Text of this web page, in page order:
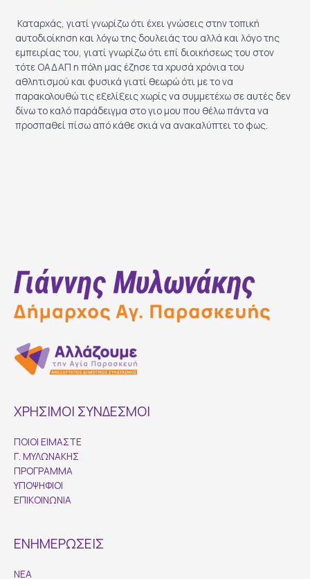
Καταρχάς, γιατί γνωρίζω ότι έχει γνώσεις στην τοπική
αυτοδιοίκηση και λόγω της δουλειάς του αλλά και λόγο της
εμπειρίας του, γιατί γνωρίζω ότι επί διοικήσεως του στον
τότε ΟΑΔΑΠ η πόλη μας έζησε τα χρυσά χρόνια του
αθλητισμού και φυσικά γιατί θεωρώ ότι με το να
παρακολουθώ τις εξελίξεις χωρίς να συμμετέχω σε αυτές δεν
δίνω το καλό παράδειγμα στο γιο μου που θέλω πάντα να
προσπαθεί πίσω από κάθε σκιά να ανακαλύπτει το φως.
ΧΡΗΣΙΜΟΙ ΣΥΝΔΕΣΜΟΙ
ΠΟΙΟΙ ΕΙΜΑΣΤΕ
Γ. ΜΥΛΩΝΑΚΗΣ
ΠΡΟΓΡΑΜΜΑ
ΥΠΟΨΗΦΙΟΙ
ΕΠΙΚΟΙΝΩΝΙΑ
ΕΝΗΜΕΡΩΣΕΙΣ
ΝΕΑ